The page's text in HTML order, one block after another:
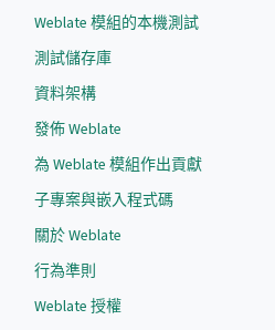
Weblate 模組的本機測試
測試儲存庫
資料架構
發佈 Weblate
為 Weblate 模組作出貢獻
子專案與嵌入程式碼
關於 Weblate
行為準則
Weblate 授權